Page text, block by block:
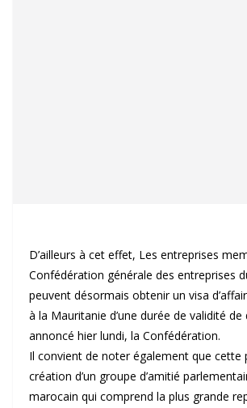
D’ailleurs à cet effet, Les entreprises
Confédération générale des entreprises
peuvent désormais obtenir un visa
à la Mauritanie d’une durée de validité de
annoncé hier lundi, la Confédération.
Il convient de noter également que cette
création d’un groupe d’amitié
marocain qui comprend la plus grande